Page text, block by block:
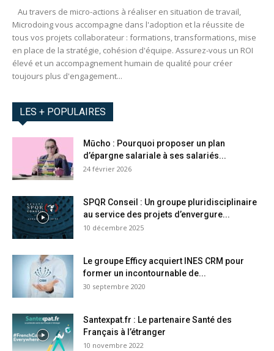
Au travers de micro-actions à réaliser en situation de travail,
Microdoing vous accompagne dans l'adoption et la réussite de
tous vos projets collaborateur : formations, transformations, mise
en place de la stratégie, cohésion d'équipe. Assurez-vous un ROI
élevé et un accompagnement humain de qualité pour créer
toujours plus d'engagement...
LES + POPULAIRES
Mūcho : Pourquoi proposer un plan
d’épargne salariale à ses salariés...
24 février 2026
SPQR Conseil : Un groupe pluridisciplinaire
au service des projets d’envergure...
10 décembre 2025
Le groupe Efficy acquiert INES CRM pour
former un incontournable de...
30 septembre 2020
Santexpat.fr : Le partenaire Santé des
Français à l’étranger
10 novembre 2022